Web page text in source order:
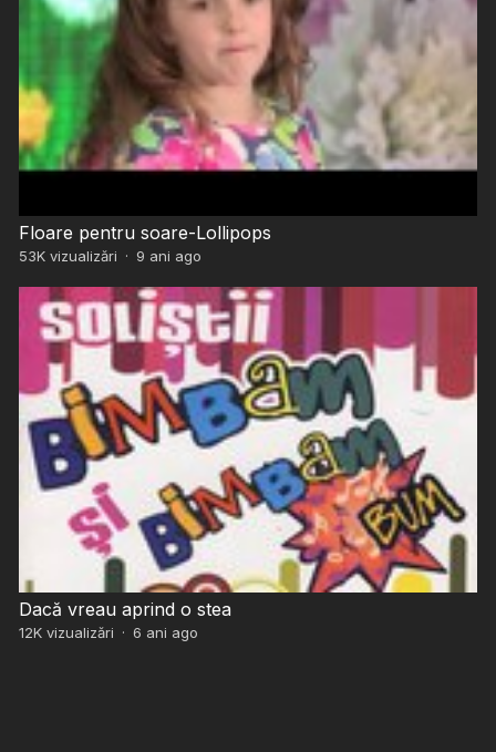
Floare pentru soare-Lollipops
53Kvizualizări · 9 ani ago
Dacă vreau aprind o stea
12Kvizualizări · 6 ani ago